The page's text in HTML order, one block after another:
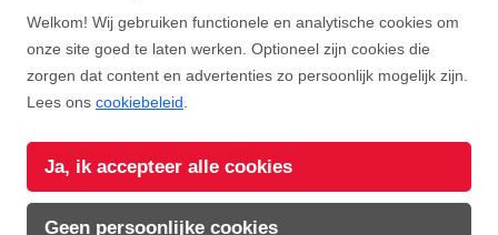
Welkom! Wij gebruiken functionele en analytische cookies om
onze site goed te laten werken. Optioneel zijn cookies die
zorgen dat content en advertenties zo persoonlijk mogelijk zijn.
Lees ons cookiebeleid
Ja, ik accepteer alle cookies
Geen persoonlijke cookies
Copyright Rotterdam Airport B.V. 2026
Privacy